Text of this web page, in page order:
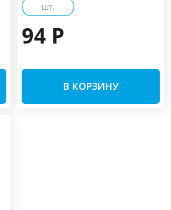
шт.
94 P
В КОРЗИНУ